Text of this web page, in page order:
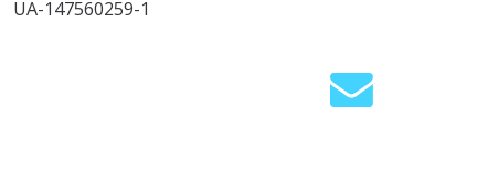
UA-147560259-1